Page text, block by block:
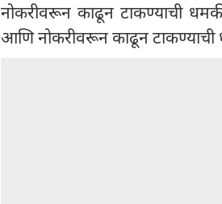
नोकरीवरून काढून टाकण्याची
आणि नोकरीवरून काढून टाकण्याची